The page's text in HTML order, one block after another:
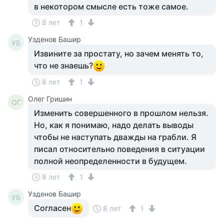
в некотором смысле есть тоже самое.
8 лет 1
УБ Узденов Башир
Извините за простату, но зачем менять то,
что не знаешь?
8 лет 1
ОГ Олег Гришин
Изменить совершенного в прошлом нельзя.
Но, как я понимаю, надо делать выводы
чтобы не наступать дважды на грабли. Я
писал относительно поведения в ситуации
полной неопределенности в будущем.
8 лет 1
УБ Узденов Башир
Согласен 8 лет 1